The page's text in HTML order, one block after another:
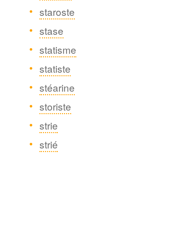
staroste
stase
statisme
statiste
stéarine
storiste
strie
strié